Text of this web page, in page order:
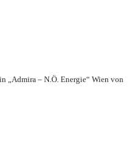
„Admira – N.Ö. Energie“ Wien von